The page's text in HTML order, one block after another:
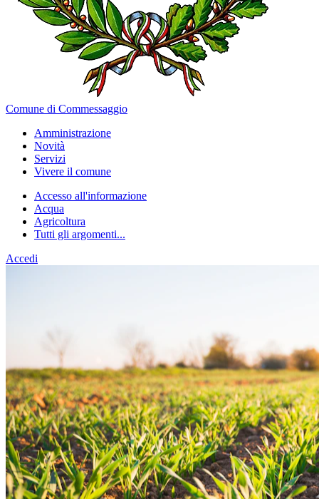
Comune di Commessaggio
Amministrazione
Novità
Servizi
Vivere il comune
Accesso all'informazione
Acqua
Agricoltura
Tutti gli argomenti...
Accedi